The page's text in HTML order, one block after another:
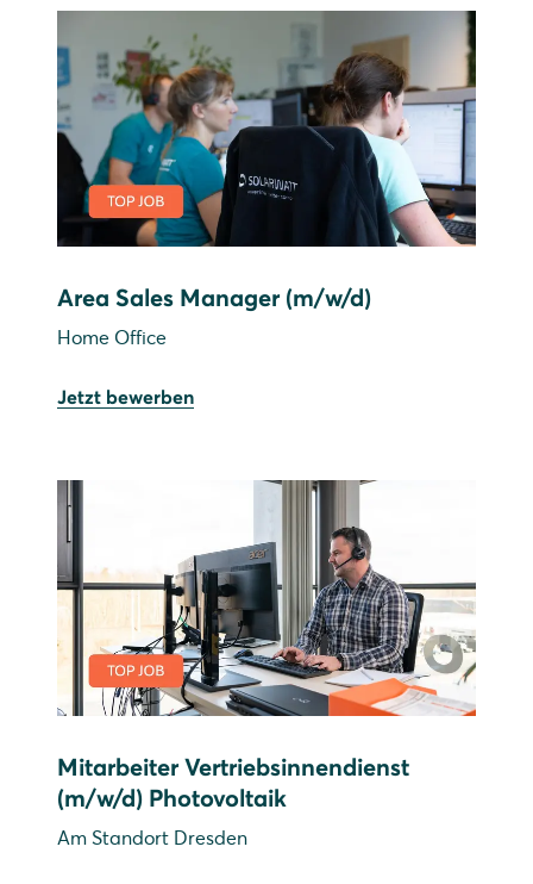
Area Sales Manager (m/w/d)
Home Office
Jetzt bewerben
Mitarbeiter Vertriebsinnendienst
(m/w/d) Photovoltaik
Am Standort Dresden